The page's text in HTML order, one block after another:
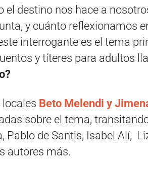
el destino nos hace a
y cuánto reflexionamos
interrogante es el tema
y títeres para adultos
Beto Melendi y
sobre el tema,
Pablo de Santis, Isabel Alí,
autores más.